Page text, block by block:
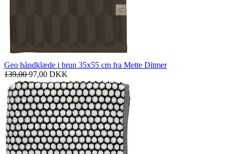
Geo håndklæde i brun 35x55 cm fra Mette Ditmer
139,0097,00 DKK